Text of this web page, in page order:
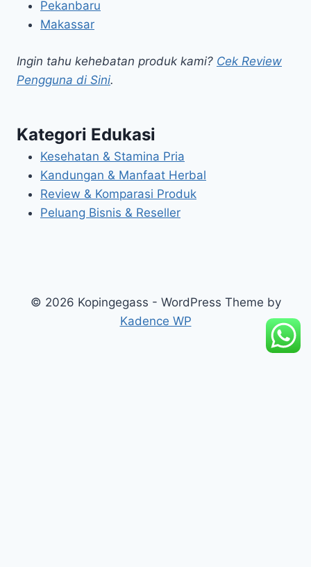
Pekanbaru
Makassar
Ingin tahu kehebatan produk kami? Cek Review
Pengguna di Sini.
Kategori Edukasi
Kesehatan & Stamina Pria
Kandungan & Manfaat Herbal
Review & Komparasi Produk
Peluang Bisnis & Reseller
© 2026 Kopingegass - WordPress Theme by
Kadence WP